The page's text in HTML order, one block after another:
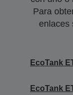
Para
enlaces
EcoTank
EcoTank